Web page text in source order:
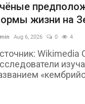
жизни на
Aug 6, 2026 0 4
Wikimedia